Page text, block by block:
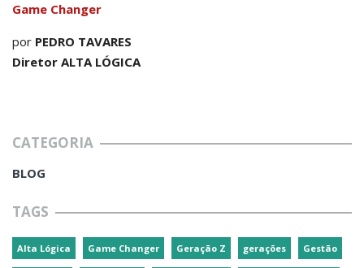
Game Changer
por PEDRO TAVARES
Diretor ALTA LÓGICA
CATEGORIA
BLOG
TAGS
Alta Lógica Game Changer Geração Z gerações Gestão